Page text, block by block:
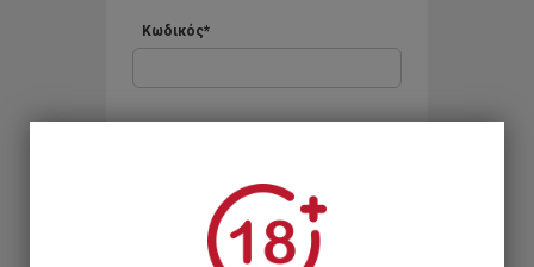
Κωδικός*
Ξεχάσατε τον κωδικό;
Ή